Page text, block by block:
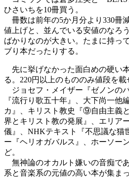
ひさいちを10冊買う。
冊数は前年の5か月分より330冊
値上げと、並んでいる安値のなろ
ばかりなのが大きい。たまに持っ
ブり本だったりする。
先に挙げなかった面白めの硬い
る。220円以上のもののみ値段を載
ジョセフ・メイザー『ゼノンの
『流行り歌五十年』、大下尚一他
カ』、キリスト教史『⑨自由主義
界とキリスト教の発展』、エリア
儀』、NHKテキスト『不思議な猫
ー『ヘリオガバルス』、ホーソー
ど。
無神論のオカルト嫌いの音痴で
系と音楽系の元値の高い本が集ま